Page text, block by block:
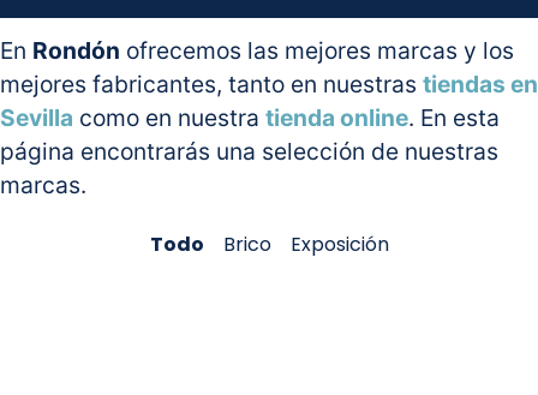
En Rondón ofrecemos las mejores marcas y los
mejores fabricantes, tanto en nuestras tiendas en
Sevilla como en nuestra tienda online. En esta
página encontrarás una selección de nuestras
marcas.
Brico Exposición
Todo